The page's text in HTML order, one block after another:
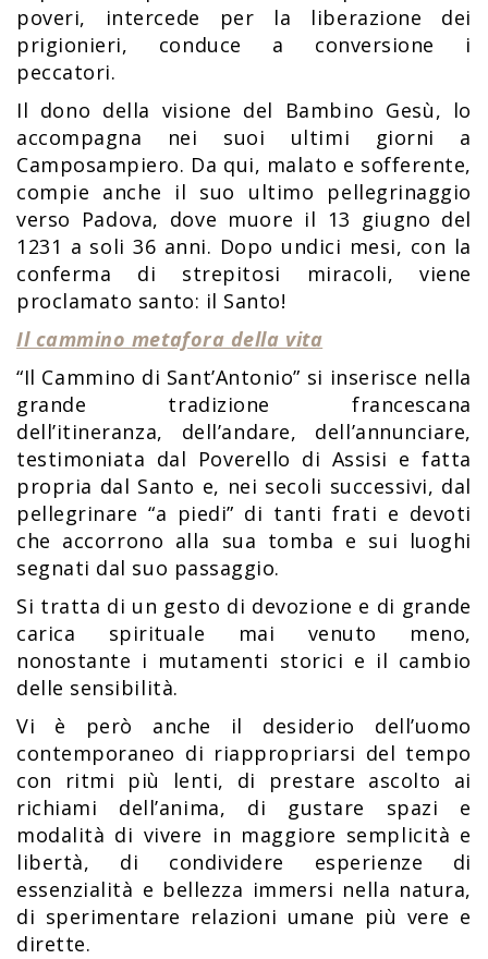
poveri, intercede per la liberazione dei
prigionieri, conduce a conversione i
peccatori.
Il dono della visione del Bambino Gesù, lo
accompagna nei suoi ultimi giorni a
Camposampiero. Da qui, malato e sofferente,
compie anche il suo ultimo pellegrinaggio
verso Padova, dove muore il 13 giugno del
1231 a soli 36 anni. Dopo undici mesi, con la
conferma di strepitosi miracoli, viene
proclamato santo: il Santo!
Il cammino metafora della vita
“Il Cammino di Sant’Antonio” si inserisce nella
grande tradizione francescana
dell’itineranza, dell’andare, dell’annunciare,
testimoniata dal Poverello di Assisi e fatta
propria dal Santo e, nei secoli successivi, dal
pellegrinare “a piedi” di tanti frati e devoti
che accorrono alla sua tomba e sui luoghi
segnati dal suo passaggio.
Si tratta di un gesto di devozione e di grande
carica spirituale mai venuto meno,
nonostante i mutamenti storici e il cambio
delle sensibilità.
Vi è però anche il desiderio dell’uomo
contemporaneo di riappropriarsi del tempo
con ritmi più lenti, di prestare ascolto ai
richiami dell’anima, di gustare spazi e
modalità di vivere in maggiore semplicità e
libertà, di condividere esperienze di
essenzialità e bellezza immersi nella natura,
di sperimentare relazioni umane più vere e
dirette.